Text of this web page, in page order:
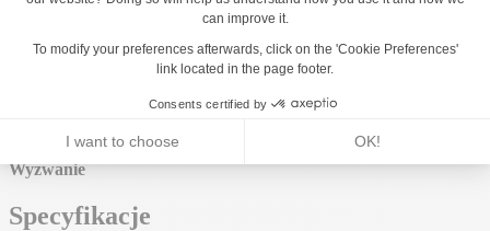
Aplikacja ACTI'FUN
Wyzwanie
Specyfikacje